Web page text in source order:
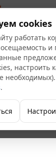
A35-
для
cookies
работать
и
настроить
.